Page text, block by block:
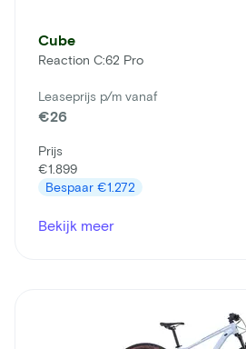
Cube
Reaction C:62 Pro
Leaseprijs p/m vanaf
€26
Prijs
€1.899
Bespaar €1.272
Bekijk meer